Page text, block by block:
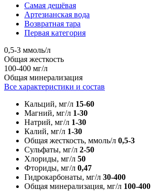
Самая дешёвая
Артезианская вода
Возвратная тара
Первая категория
0,5-3 ммоль/л
Общая жесткость
100-400 мг/л
Общая минерализация
Все характеристики и состав
Кальций, мг/л 15-60
Магний, мг/л 1-30
Натрий, мг/л 1-30
Калий, мг/л 1-30
Общая жесткость, ммоль/л 0,5-3
Сульфаты, мг/л 2-50
Хлориды, мг/л 50
Фториды, мг/л 0,47
Гидрокарбонаты, мг/л 30-400
Общая минерализация, мг/л 100-400